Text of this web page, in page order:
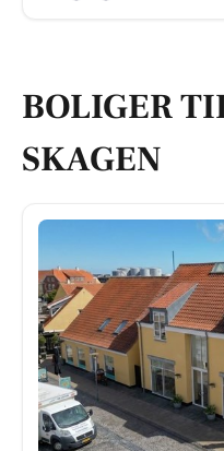
BOLIGER
SKAGEN